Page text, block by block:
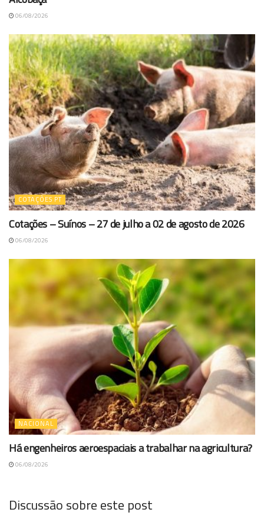
06/08/2026
COTAÇÕES PT
Cotações – Suínos – 27 de julho a 02 de agosto de 2026
06/08/2026
NACIONAL
Há engenheiros aeroespaciais a trabalhar na agricultura?
06/08/2026
Discussão sobre este post